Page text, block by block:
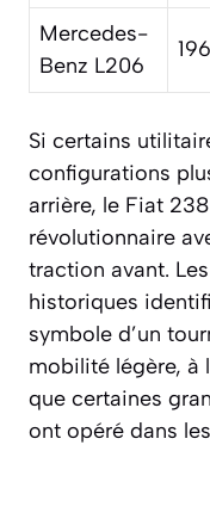
Mercedes-
Benz L206
Si certains
configurations
arrière, le Fiat
révolutionnaire
traction avant.
historiques
symbole d’un
mobilité légère, à
que certaines
ont opéré dans